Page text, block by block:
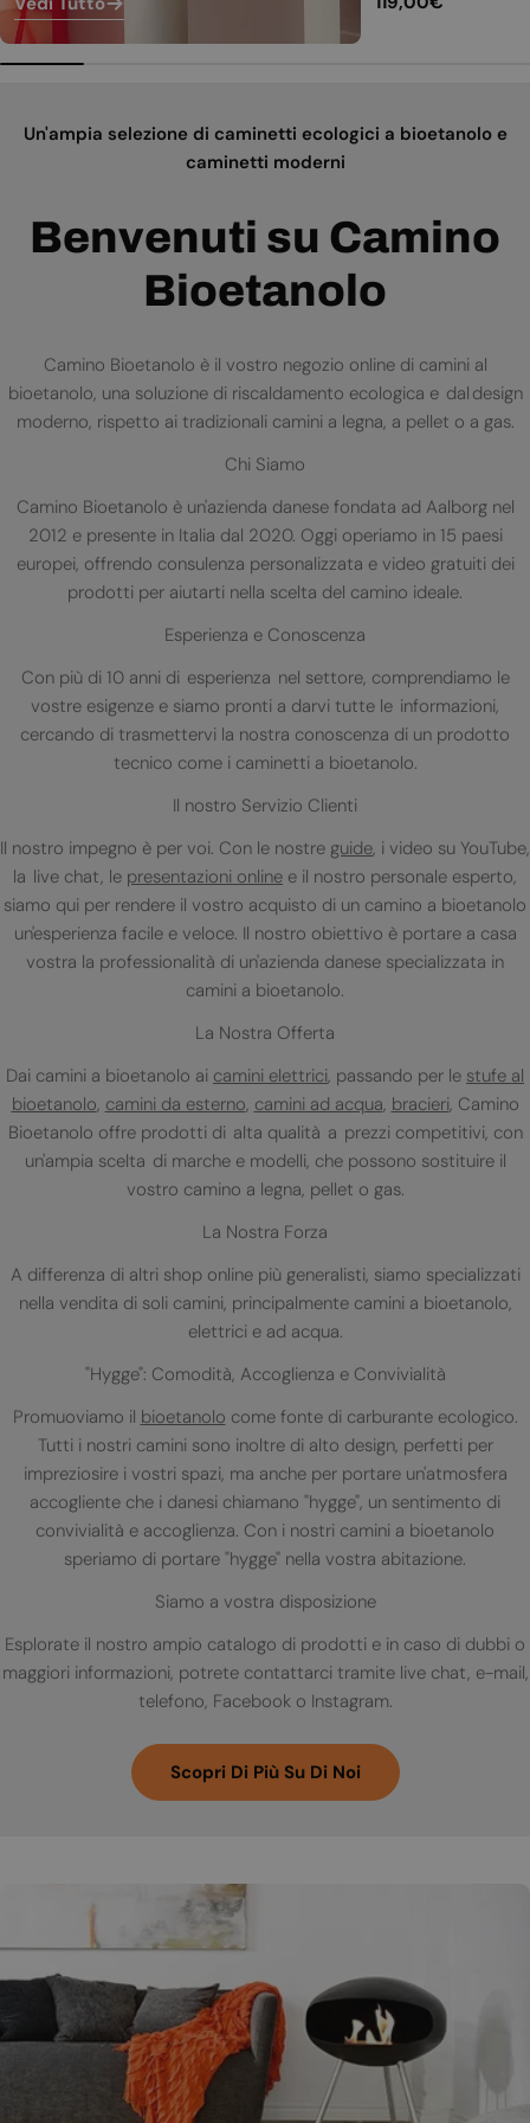
Un'ampia selezione di caminetti ecologici a bioetanolo e
caminetti moderni
Benvenuti su Camino
Bioetanolo
Camino Bioetanolo è il vostro negozio online di camini al
bioetanolo, una soluzione di riscaldamento ecologica e dal design
moderno, rispetto ai tradizionali camini a legna, a pellet o a gas.
Chi Siamo
Camino Bioetanolo è un'azienda danese fondata ad Aalborg nel
2012 e presente in Italia dal 2020. Oggi operiamo in 15 paesi
europei, offrendo consulenza personalizzata e video gratuiti dei
prodotti per aiutarti nella scelta del camino ideale.
Esperienza e Conoscenza
Con più di 10 anni di esperienza nel settore, comprendiamo le
vostre esigenze e siamo pronti a darvi tutte le informazioni,
cercando di trasmettervi la nostra conoscenza di un prodotto
tecnico come i caminetti a bioetanolo.
Il nostro Servizio Clienti
Il nostro impegno è per voi. Con le nostre guide, i video su YouTube,
la live chat, le presentazioni online e il nostro personale esperto,
siamo qui per rendere il vostro acquisto di un camino a bioetanolo
un'esperienza facile e veloce. Il nostro obiettivo è portare a casa
vostra la professionalità di un'azienda danese specializzata in
camini a bioetanolo.
La Nostra Offerta
Dai camini a bioetanolo ai camini elettrici, passando per le stufe al
bioetanolo, camini da esterno, camini ad acqua, bracieri, Camino
Bioetanolo offre prodotti di alta qualità a prezzi competitivi, con
un'ampia scelta di marche e modelli, che possono sostituire il
vostro camino a legna, pellet o gas.
La Nostra Forza
A differenza di altri shop online più generalisti, siamo specializzati
nella vendita di soli camini, principalmente camini a bioetanolo,
elettrici e ad acqua.
"Hygge": Comodità, Accoglienza e Convivialità
Promuoviamo il bioetanolo come fonte di carburante ecologico.
Tutti i nostri camini sono inoltre di alto design, perfetti per
impreziosire i vostri spazi, ma anche per portare un'atmosfera
accogliente che i danesi chiamano "hygge", un sentimento di
convivialità e accoglienza. Con i nostri camini a bioetanolo
speriamo di portare "hygge" nella vostra abitazione.
Siamo a vostra disposizione
Esplorate il nostro ampio catalogo di prodotti e in caso di dubbi o
maggiori informazioni, potrete contattarci tramite live chat, e-mail,
telefono, Facebook o Instagram.
Scopri Di Più Su Di Noi